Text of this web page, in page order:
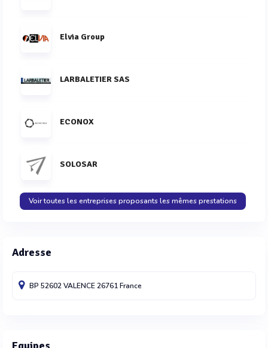
Elvia Group
LARBALETIER SAS
ECONOX
SOLOSAR
Voir toutes les entreprises proposants les mêmes prestations
Adresse
BP 52602VALENCE26761France